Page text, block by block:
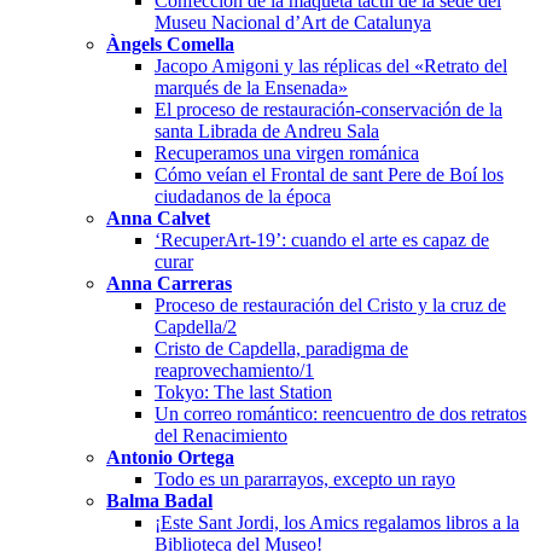
Museu Nacional d’Art de Catalunya
Àngels Comella
Jacopo Amigoni y las réplicas del «Retrato del
marqués de la Ensenada»
El proceso de restauración-conservación de la
santa Librada de Andreu Sala
Recuperamos una virgen románica
Cómo veían el Frontal de sant Pere de Boí los
ciudadanos de la época
Anna Calvet
‘RecuperArt-19’: cuando el arte es capaz de
curar
Anna Carreras
Proceso de restauración del Cristo y la cruz de
Capdella/2
Cristo de Capdella, paradigma de
reaprovechamiento/1
Tokyo: The last Station
Un correo romántico: reencuentro de dos retratos
del Renacimiento
Antonio Ortega
Todo es un pararrayos, excepto un rayo
Balma Badal
¡Este Sant Jordi, los Amics regalamos libros a la
Biblioteca del Museo!